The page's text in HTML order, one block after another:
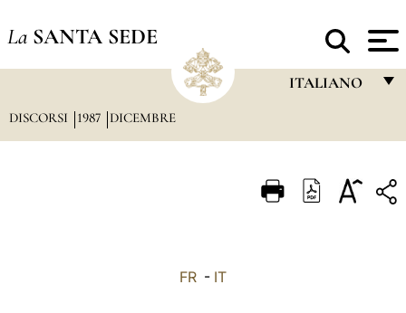
La SANTA SEDE
ITALIANO
ITALIANO
DISCORSI 1987 DICEMBRE
FR - IT